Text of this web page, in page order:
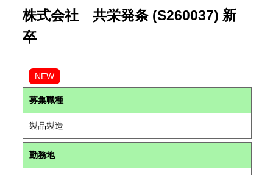
株式会社 共栄発条 (S260037) 新
卒
NEW
募集職種
製品製造
勤務地